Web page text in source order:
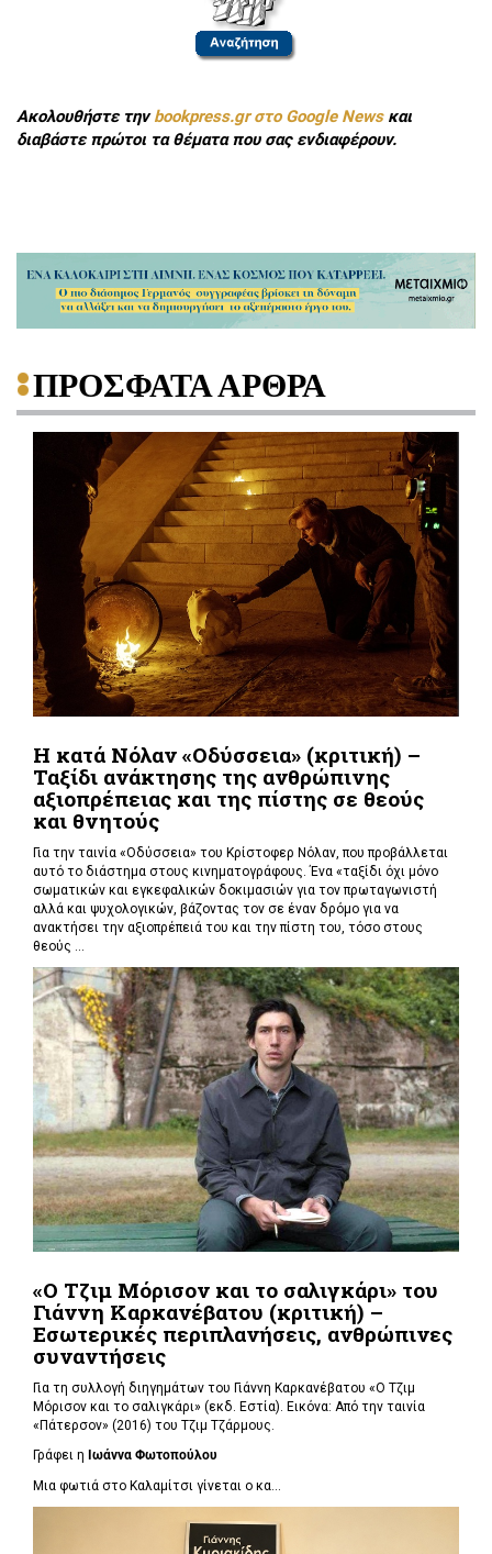
Ακολουθήστε τηνbookpress.gr στο Google Newsκαι
διαβάστε πρώτοι τα θέματα που σας ενδιαφέρουν.
ΠΡΟΣΦΑΤΑ ΑΡΘΡΑ
Η κατά Νόλαν «Οδύσσεια» (κριτική) –
Ταξίδι ανάκτησης της ανθρώπινης
αξιοπρέπειας και της πίστης σε θεούς
και θνητούς
Για την ταινία «Οδύσσεια» του Κρίστοφερ Νόλαν,που προβάλλεται
αυτό το διάστημα στους κινηματογράφους. Ένα «ταξίδι όχι μόνο
σωματικών και εγκεφαλικών δοκιμασιών για τον πρωταγωνιστή
αλλά και ψυχολογικών, βάζοντας τον σε έναν δρόμο για να
ανακτήσει την αξιοπρέπειά του και την πίστη του, τόσο στους
θεούς ...
«Ο Τζιμ Μόρισον και το σαλιγκάρι» του
Γιάννη Καρκανέβατου (κριτική) –
Εσωτερικές περιπλανήσεις, ανθρώπινες
συναντήσεις
Για τη συλλογή διηγημάτων του Γιάννη Καρκανέβατου «Ο Τζιμ
Μόρισον και το σαλιγκάρι» (εκδ. Εστία). Εικόνα: Από την ταινία
«Πάτερσον» (2016) του Τζιμ Τζάρμους.
Γράφει η Ιωάννα Φωτοπούλου
Μια φωτιά στο Καλαμίτσι γίνεται ο κα...